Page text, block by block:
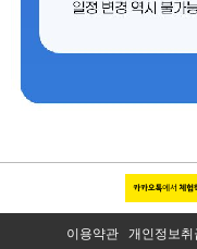
이용약관 개인정보취